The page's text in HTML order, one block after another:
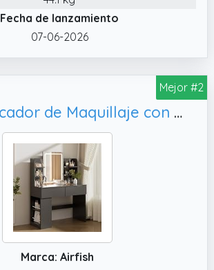
Fecha de lanzamiento
07-06-2026
Mejor #2
Airfish Tocador de Maquillaje con Espejo y LED Luz Regulable, Negro
Marca: Airfish